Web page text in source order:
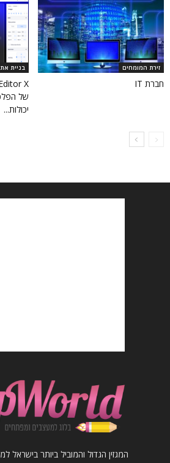
זירת המומחים
חברת IT
בניית
של
יכולות...
המגזין הגדול והמוביל ביותר